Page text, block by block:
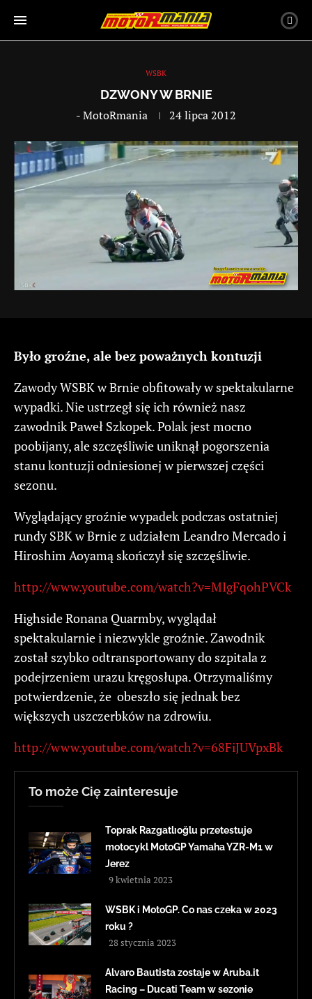
WSBK
DZWONY W BRNIE
-MotoRmania 24 lipca 2012
Było groźne, ale bez poważnych kontuzji
Zawody WSBK w Brnie obfitowały w spektakularne
wypadki. Nie ustrzegł się ich również nasz
zawodnik Paweł Szkopek. Polak jest mocno
poobijany, ale szczęśliwie uniknął pogorszenia
stanu kontuzji odniesionej w pierwszej części
sezonu.
Wyglądający groźnie wypadek podczas ostatniej
rundy SBK w Brnie z udziałem Leandro Mercado i
Hiroshim Aoyamą skończył się szczęśliwie.
http://www.youtube.com/watch?v=MIgFqohPVCk
Highside Ronana Quarmby, wyglądał
spektakularnie i niezwykle groźnie. Zawodnik
został szybko odtransportowany do szpitala z
podejrzeniem urazu kręgosłupa. Otrzymaliśmy
potwierdzenie, że obeszło się jednak bez
większych uszczerbków na zdrowiu.
http://www.youtube.com/watch?v=68FiJUVpxBk
To może Cię zainteresuje
Toprak Razgatlıoğlu przetestuje
motocykl MotoGP Yamaha YZR-M1 w
Jerez
9 kwietnia 2023
WSBK i MotoGP. Co nas czeka w 2023
roku ?
28 stycznia 2023
Alvaro Bautista zostaje w Aruba.it
Racing – Ducati Team w sezonie